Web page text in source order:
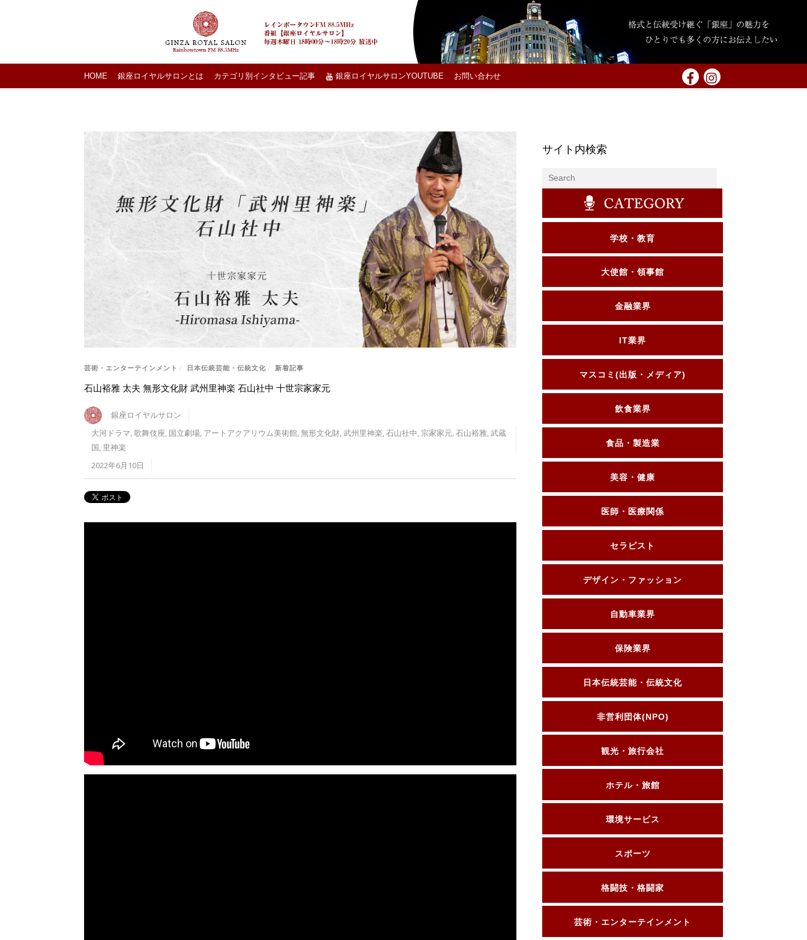
HOME 銀座ロイヤルサロンとは カテゴリ別インタビュー記事 銀座ロイヤルサロンYOUTUBE お問い合わせ
芸術・エンターテインメント / 日本伝統芸能・伝統文化 / 新着記事
石山裕雅 太夫 無形文化財 武州里神楽 石山社中 十世宗家家元
銀座ロイヤルサロン
大河ドラマ,歌舞伎座, 国立劇場, アートアクアリウム美術館,無形文化財,武州里神楽,石山社中, 宗家家元,石山裕雅,武蔵
国, 里神楽
2022年6月10日
サイト内検索
学校・教育
大使館・領事館
金融業界
IT業界
マスコミ(出版・メディア)
飲食業界
食品・製造業
美容・健康
医師・医療関係
セラピスト
デザイン・ファッション
自動車業界
保険業界
日本伝統芸能・伝統文化
非営利団体(NPO)
観光・旅行会社
ホテル・旅館
環境サービス
スポーツ
格闘技・格闘家
芸術・エンターテインメント